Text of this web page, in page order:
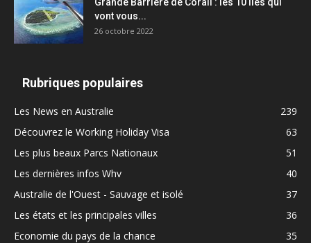
vont vous...
26 octobre 2022
Rubriques populaires
Les News en Australie
239
Découvrez le Working Holiday Visa
63
Les plus beaux Parcs Nationaux
51
Les dernières infos Whv
40
Australie de l'Ouest - Sauvage et isolé
37
Les états et les principales villes
36
Economie du pays de la chance
35